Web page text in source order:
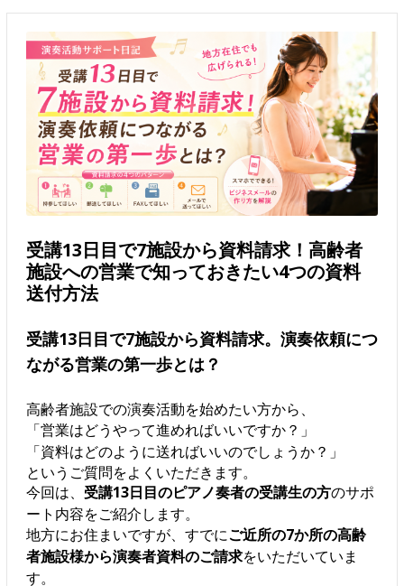
受講13日目で7施設から資料請求！高齢者
施設への営業で知っておきたい4つの資料
送付方法
受講13日目で7施設から資料請求。演奏依頼につ
ながる営業の第一歩とは？
高齢者施設での演奏活動を始めたい方から、
「営業はどうやって進めればいいですか？」
「資料はどのように送ればいいのでしょうか？」
というご質問をよくいただきます。
今回は、 受講13日目のピアノ奏者の受講生の方のサポ
ート内容をご紹介します。
地方にお住まいですが、すでにご近所の7か所の高齢
者施設様から演奏者資料のご請求をいただいていま
す。